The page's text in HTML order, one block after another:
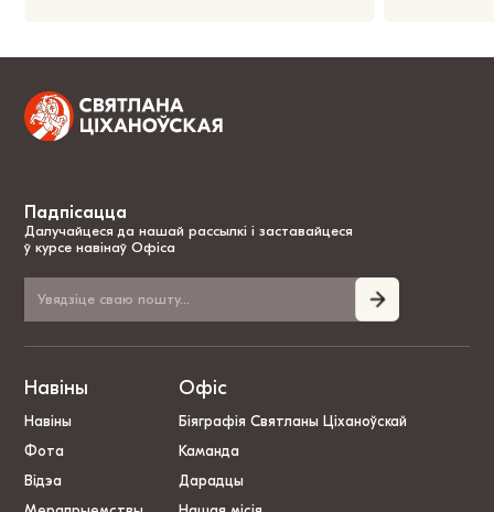
Падпісацца
Далучайцеся да нашай рассылкі і заставайцеся
ў курсе навінаў Офіса
Навіны
Навіны
Фота
Відэа
Офіс
Біяграфія Святланы Ціханоўскай
Каманда
Дарадцы